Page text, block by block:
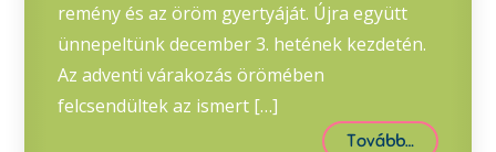
remény és az öröm gyertyáját. Újra együtt
ünnepeltünk december 3. hetének kezdetén.
Az adventi várakozás örömében
felcsendültek az ismert […]
Tovább…